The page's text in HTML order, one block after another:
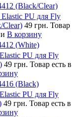
(Black/Clear)
PU для Fly
Clear) 49 грн. Товар
В корзину
(White)
PU для Fly
49 грн. Товар есть в
(Black)
PU для Fly
49 грн. Товар есть в